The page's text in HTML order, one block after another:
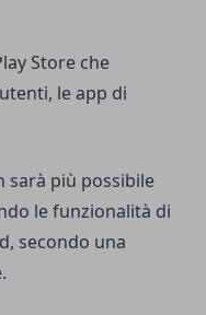
Store che
le app di
sarà più possibile
le funzionalità di
secondo una